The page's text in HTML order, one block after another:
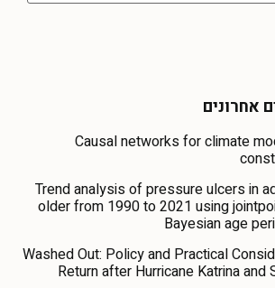
אחרונים
Causal networks for climate
Trend analysis of pressure ulcers in
older from 1990 to 2021 using
Bayesian age
Washed Out: Policy and Practical
Return after Hurricane Katrina and